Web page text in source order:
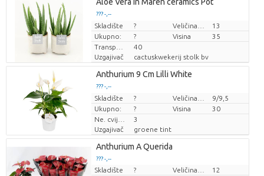
??? -,--
Cijena po komadu
Skladište ?
13
Ukupno:
? Visina
35
40
Uzgajivač
cactuskwekerij stolk bv
Anthurium 9 Cm Lilli White
??? -,--
Cijena po komadu
Skladište ?
9/9,5
Ukupno:
? Visina
30
3
Uzgajivač
groene tint
Anthurium A Querida
??? -,--
Cijena po komadu
Skladište ?
12